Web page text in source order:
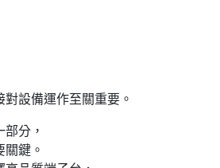
設備運作至關重要。
分，
鍵。